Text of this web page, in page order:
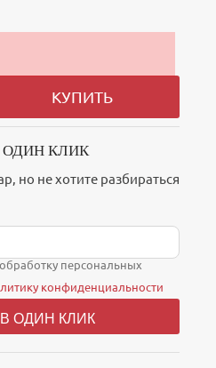
КУПИТЬ
ОДИН КЛИК
но не хотите разбираться
персональных
конфиденциальности
ОДИН КЛИК